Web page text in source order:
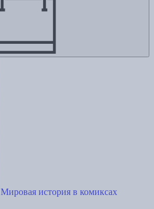
Мировая история в комиксах